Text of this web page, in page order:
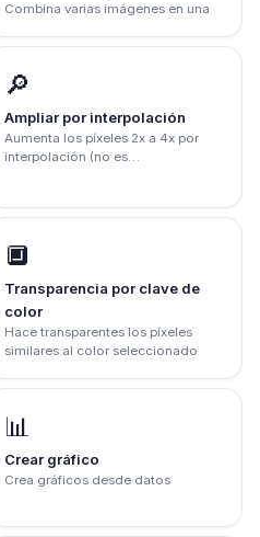
Combina varias imágenes en una
🔎
Ampliar por interpolación
Aumenta los píxeles 2x a 4x por
interpolación (no es
🔲
Transparencia por clave de
color
Hace transparentes los píxeles
similares al color seleccionado
📊
Crear gráfico
Crea gráficos desde datos